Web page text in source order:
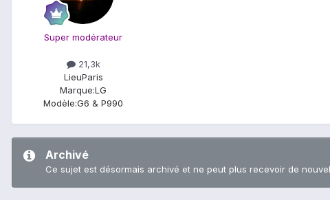
Super modérateur
21,3k
LieuParis
Marque:LG
Modèle:G6 & P990
Archivé
Ce sujet est désormais archivé et ne peut plus recevoir de